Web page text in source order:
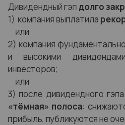
Дивидендный гэп долго
1) компания выплатила
или
2) компания фундаментально
и высокими
инвесторов;
или
3) после дивидендного
«тёмная» полоса:
прибыль, публикуются не